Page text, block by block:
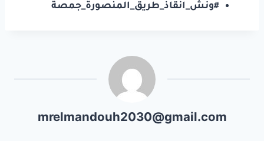
#ونش_انقاذ_طريق_المنصورة_جمصة
mrelmandouh2030@gmail.com